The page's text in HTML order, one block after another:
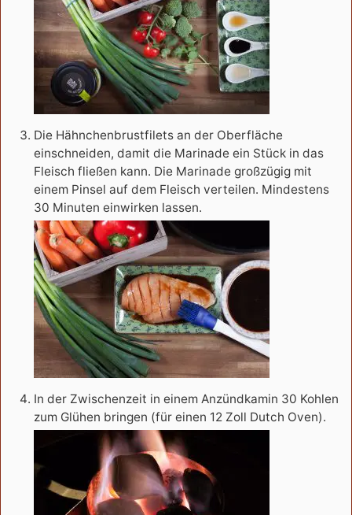
Die Hähnchenbrustfilets an der Oberfläche
einschneiden, damit die Marinade ein Stück in das
Fleisch fließen kann. Die Marinade großzügig mit
einem Pinsel auf dem Fleisch verteilen. Mindestens
30 Minuten einwirken lassen.
In der Zwischenzeit in einem Anzündkamin 30 Kohlen
zum Glühen bringen (für einen 12 Zoll Dutch Oven).